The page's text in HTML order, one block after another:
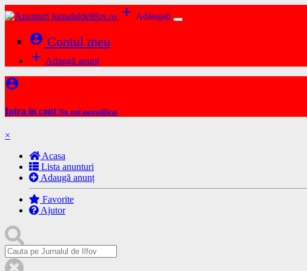
add Adăugați
account_circle Contul meu
add Adaugă anunț
account_circle
Intra in cont Nu esti autentificat
×
Acasa
Lista anunturi
Adaugă anunț
Favorite
Ajutor